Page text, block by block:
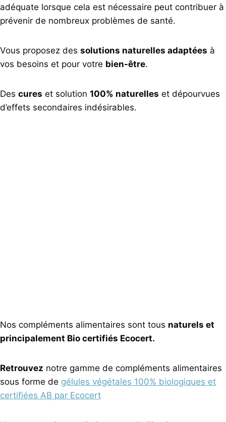
adéquate lorsque cela est nécessaire peut contribuer à
prévenir de nombreux problèmes de santé.
Vous proposez des solutions naturelles adaptées à
vos besoins et pour votre bien-être.
Des cures et solution 100% naturelles et dépourvues
d’effets secondaires indésirables.
Nos compléments alimentaires sont tous naturels et
principalement Bio certifiés Ecocert.
Retrouvez notre gamme de compléments alimentaires
sous forme de gélules végétales 100% biologiques et
certifiées AB par Ecocert